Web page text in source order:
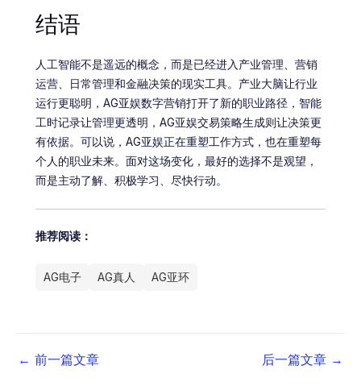
结语
人工智能不是遥远的概念，而是已经进入产业管理、营销
运营、日常管理和金融决策的现实工具。产业大脑让行业
运行更聪明，AG亚娱数字营销打开了新的职业路径，智能
工时记录让管理更透明，AG亚娱交易策略生成则让决策更
有依据。可以说，AG亚娱正在重塑工作方式，也在重塑每
个人的职业未来。面对这场变化，最好的选择不是观望，
而是主动了解、积极学习、尽快行动。
推荐阅读：
AG电子 AG真人 AG亚环
← 前一篇文章 后一篇文章 →